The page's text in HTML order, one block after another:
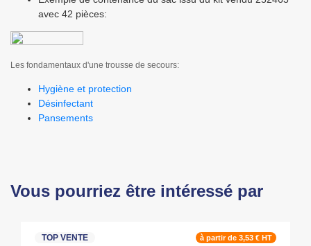
avec 42 pièces:
Les fondamentaux d'une trousse de secours:
Hygiène et protection
Désinfectant
Pansements
Vous pourriez être intéressé par
TOP VENTE à partir de 3,53 € HT